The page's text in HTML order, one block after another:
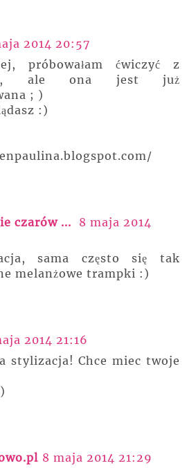
2014 20:57
próbowałam ćwiczyć z
ale ona jest już
; )
:)
czarów ...
8 maja 2014
sama często się tak
melanżowe trampki :)
2014 21:16
stylizacja! Chce miec twoje
8 maja 2014 21:29